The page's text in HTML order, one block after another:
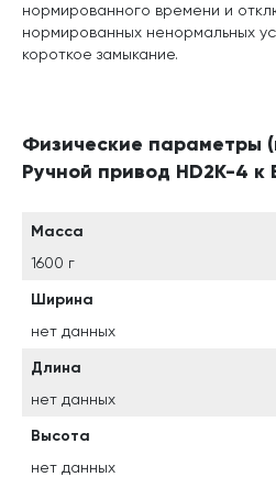
нормированного времени и
нормированных ненормальных
короткое замыкание.
Физические параметры
Ручной привод HD2K-4
Масса
1600 г
Ширина
нет данных
Длина
нет данных
Высота
нет данных